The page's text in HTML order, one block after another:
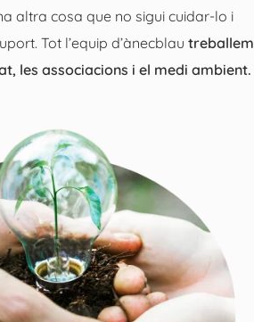
altra cosa que no sigui cuidar-lo i
Tot l’equip d’ànecblau treballem
les associacions i el medi ambient.